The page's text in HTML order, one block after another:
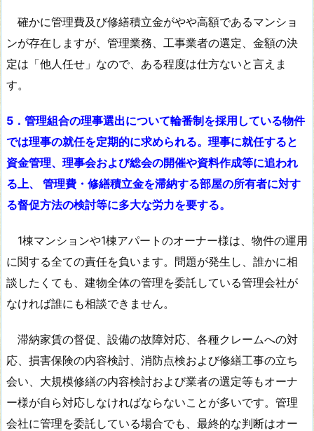
確かに管理費及び修繕積立金がやや高額であるマンショ
ンが存在しますが、管理業務、工事業者の選定、金額の決
定は「他人任せ」なので、ある程度は仕方ないと言えま
す。
5．管理組合の理事選出について輪番制を採用している物件
では理事の就任を定期的に求められる。理事に就任すると
資金管理、理事会および総会の開催や資料作成等に追われ
る上、 管理費・修繕積立金を滞納する部屋の所有者に対す
る督促方法の検討等に多大な労力を要する。
1棟マンションや1棟アパートのオーナー様は、物件の運用
に関する全ての責任を負います。問題が発生し、誰かに相
談したくても、建物全体の管理を委託している管理会社が
なければ誰にも相談できません。
滞納家賃の督促、設備の故障対応、各種クレームへの対
応、損害保険の内容検討、消防点検および修繕工事の立ち
会い、大規模修繕の内容検討および業者の選定等もオーナ
ー様が自ら対応しなければならないことが多いです。管理
会社に管理を委託している場合でも、最終的な判断はオー